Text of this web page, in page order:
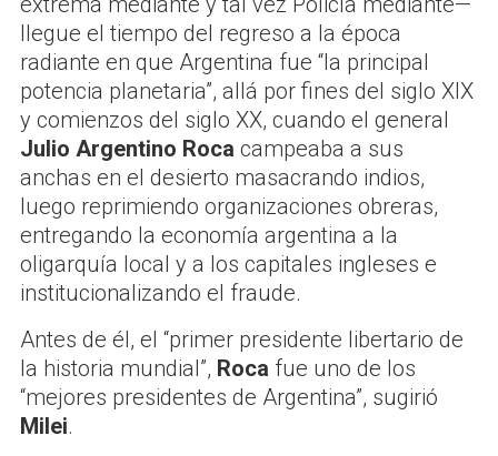
llegue el tiempo del regreso a la época
radiante en que Argentina fue “la principal
potencia planetaria”, allá por fines del siglo XIX
y comienzos del siglo XX, cuando el general
Julio Argentino Roca campeaba a sus
anchas en el desierto masacrando indios,
luego reprimiendo organizaciones obreras,
entregando la economía argentina a la
oligarquía local y a los capitales ingleses e
institucionalizando el fraude.
Antes de él, el “primer presidente libertario de
la historia mundial”, Roca fue uno de los
“mejores presidentes de Argentina”, sugirió
Milei.